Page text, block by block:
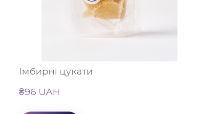
Імбирні цукати
₴96 UAH